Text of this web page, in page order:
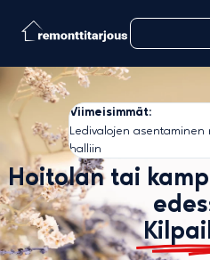
Viimeisimmät:
Ledivalojen
halliin
Hoitolan tai